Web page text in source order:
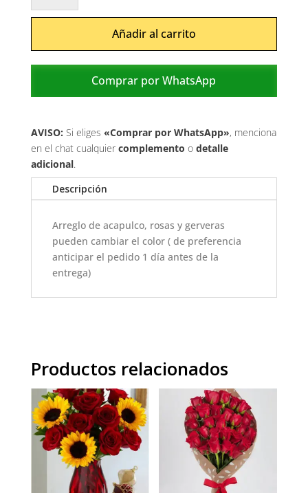
Añadir al carrito
Comprar por WhatsApp
AVISO: Si eliges «Comprar por WhatsApp», menciona
en el chat cualquier complemento o detalle
adicional.
Descripción
Arreglo de acapulco, rosas y gerveras
pueden cambiar el color ( de preferencia
anticipar el pedido 1 día antes de la
entrega)
Productos relacionados